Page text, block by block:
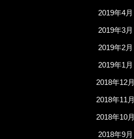
2019年4月
2019年3月
2019年2月
2019年1月
2018年12月
2018年11月
2018年10月
2018年9月